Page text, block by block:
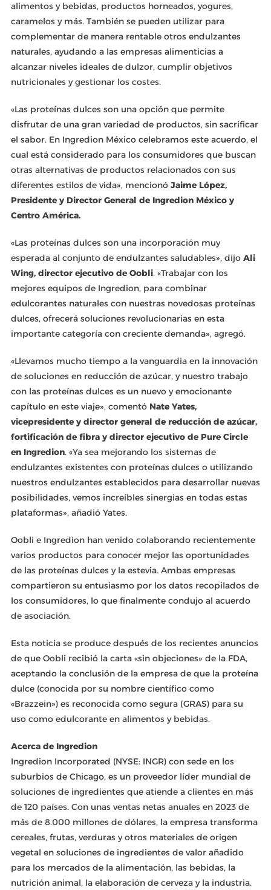
alimentos y bebidas, productos horneados, yogures,
caramelos y más. También se pueden utilizar para
complementar de manera rentable otros endulzantes
naturales, ayudando a las empresas alimenticias a
alcanzar niveles ideales de dulzor, cumplir objetivos
nutricionales y gestionar los costes.
«Las proteínas dulces son una opción que permite
disfrutar de una gran variedad de productos, sin sacrificar
el sabor. En Ingredion México celebramos este acuerdo, el
cual está considerado para los consumidores que buscan
otras alternativas de productos relacionados con sus
diferentes estilos de vida», mencionó Jaime López,
Presidente y Director General de Ingredion México y
Centro América.
«Las proteínas dulces son una incorporación muy
esperada al conjunto de endulzantes saludables», dijo Ali
Wing, director ejecutivo de Oobli. «Trabajar con los
mejores equipos de Ingredion, para combinar
edulcorantes naturales con nuestras novedosas proteínas
dulces, ofrecerá soluciones revolucionarias en esta
importante categoría con creciente demanda», agregó.
«Llevamos mucho tiempo a la vanguardia en la innovación
de soluciones en reducción de azúcar, y nuestro trabajo
con las proteínas dulces es un nuevo y emocionante
capítulo en este viaje», comentó Nate Yates,
vicepresidente y director general de reducción de azúcar,
fortificación de fibra y director ejecutivo de Pure Circle
en Ingredion. «Ya sea mejorando los sistemas de
endulzantes existentes con proteínas dulces o utilizando
nuestros endulzantes establecidos para desarrollar nuevas
posibilidades, vemos increíbles sinergias en todas estas
plataformas», añadió Yates.
Oobli e Ingredion han venido colaborando recientemente
varios productos para conocer mejor las oportunidades
de las proteínas dulces y la estevia. Ambas empresas
compartieron su entusiasmo por los datos recopilados de
los consumidores, lo que finalmente condujo al acuerdo
de asociación.
Esta noticia se produce después de los recientes anuncios
de que Oobli recibió la carta «sin objeciones» de la FDA,
aceptando la conclusión de la empresa de que la proteína
dulce (conocida por su nombre científico como
«Brazzein») es reconocida como segura (GRAS) para su
uso como edulcorante en alimentos y bebidas.
Acerca de Ingredion
Ingredion Incorporated (NYSE: INGR) con sede en los
suburbios de Chicago, es un proveedor líder mundial de
soluciones de ingredientes que atiende a clientes en más
de 120 países. Con unas ventas netas anuales en 2023 de
más de 8.000 millones de dólares, la empresa transforma
cereales, frutas, verduras y otros materiales de origen
vegetal en soluciones de ingredientes de valor añadido
para los mercados de la alimentación, las bebidas, la
nutrición animal, la elaboración de cerveza y la industria.